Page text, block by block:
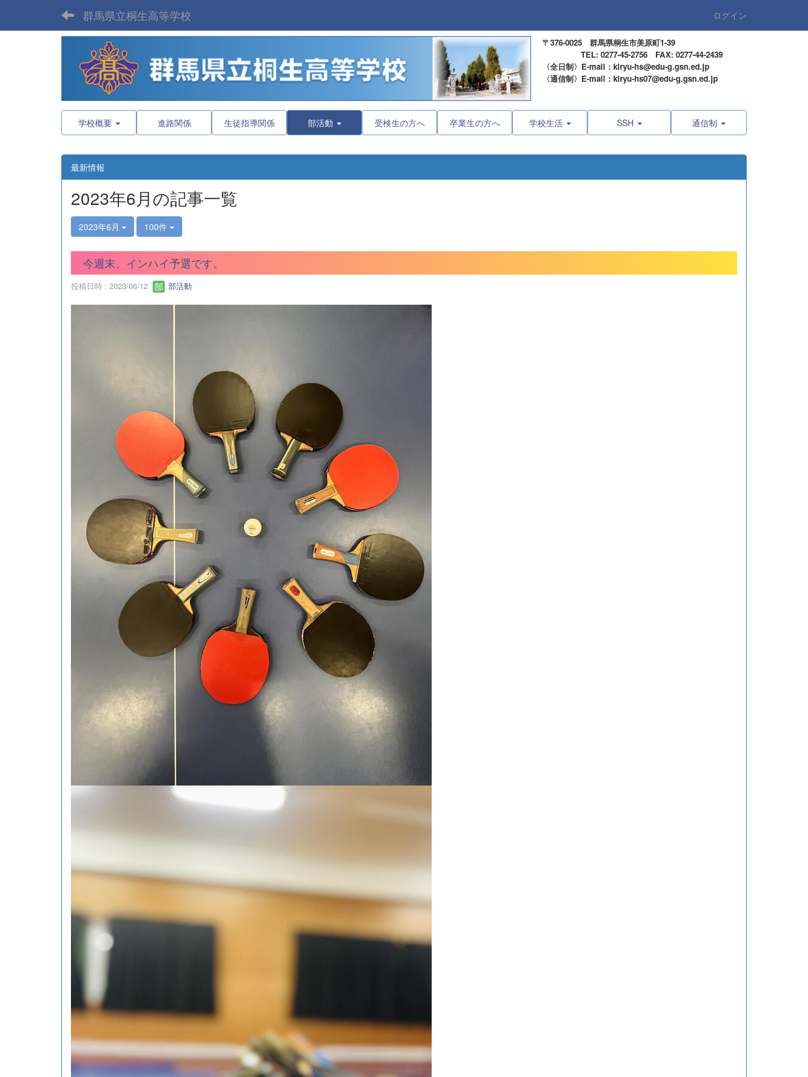
群馬県立桐生高等学校 ログイン
〒376-0025 群馬県桐生市美原町1-39
TEL: 0277-45-2756 FAX: 0277-44-2439
〈全日制〉E-mail：kiryu-hs@edu-g.gsn.ed.jp
〈通信制〉E-mail：kiryu-hs07@edu-g.gsn.ed.jp
学校概要 進路関係 生徒指導関係 部活動 受検生の方へ 卒業生の方へ 学校生活 SSH 通信制
最新情報
2023年6月の記事一覧
2023年6月 100件
今週末、インハイ予選です。
投稿日時 : 2023/06/12 部活動